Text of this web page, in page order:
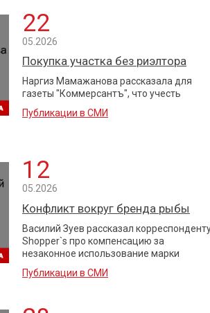
22
05.2026
Покупка участка без риэлтора
Наргиз Мамажанова рассказала для
газеты "Коммерсантъ", что учесть
Публикации в СМИ
12
05.2026
Конфликт вокруг бренда рыбы
Василий Зуев рассказал
Shopper`s про компенсацию за
незаконное использование марки
Публикации в СМИ